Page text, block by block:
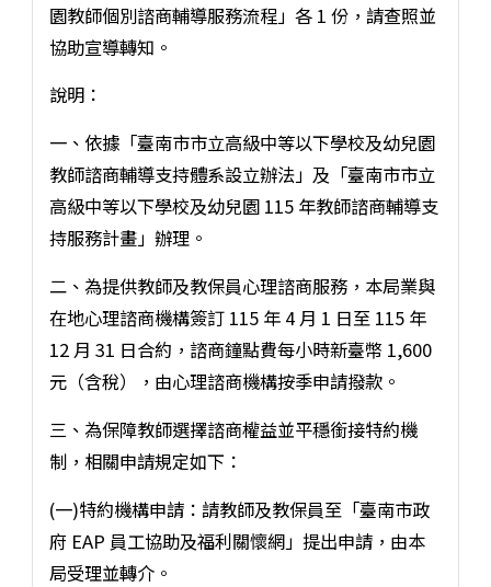
園教師個別諮商輔導服務流程」各 1 份，請查照並
協助宣導轉知。
說明：
一、依據「臺南市市立高級中等以下學校及幼兒園
教師諮商輔導支持體系設立辦法」及「臺南市市立
高級中等以下學校及幼兒園 115 年教師諮商輔導支
持服務計畫」辦理。
二、為提供教師及教保員心理諮商服務，本局業與
在地心理諮商機構簽訂 115 年 4 月 1 日至 115 年
12 月 31 日合約，諮商鐘點費每小時新臺幣 1,600
元（含稅），由心理諮商機構按季申請撥款。
三、為保障教師選擇諮商權益並平穩銜接特約機
制，相關申請規定如下：
(一)特約機構申請：請教師及教保員至「臺南市政
府 EAP 員工協助及福利關懷網」提出申請，由本
局受理並轉介。